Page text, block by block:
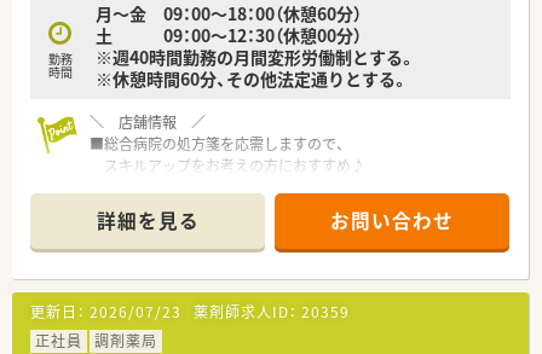
勤務
時間
月～金 09：00～18：00（休憩60分）
土 09：00～12：30（休憩00分）
※週40時間勤務の月間変形労働制とする。
※休憩時間60分、その他法定通りとする。
＼ 店舗情報 ／
■総合病院の処方箋を応需しますので、
スキルアップをお考えの方におすすめ♪
＼ こんな会社です ／
■岐阜県本社、東海圏以外にも進出しており、
約150店舗を構える大手調剤薬局です。
■店舗の大半が総合病院（主に地域機関病院）門前にあります。
採用品目数が多く、最新のお薬にもいち早く携われる店舗が多
数！
詳細を見る お問い合わせ
更新日： 2026/07/23 薬剤師求人ID： 20359
正社員
調剤薬局